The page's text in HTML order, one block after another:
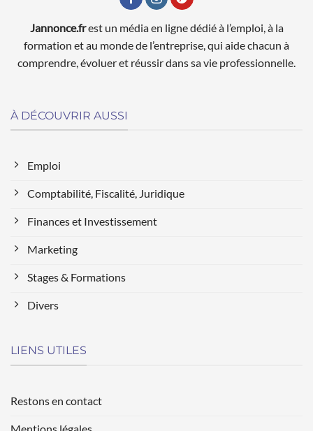
Jannonce.frest un média en ligne dédié à l’emploi, à la
formation et au monde de l’entreprise, qui aide chacun à
comprendre, évoluer et réussir dans sa vie professionnelle.
À DÉCOUVRIR AUSSI
Emploi
Comptabilité, Fiscalité, Juridique
Finances et Investissement
Marketing
Stages & Formations
Divers
LIENS UTILES
Restons en contact
Mentions légales